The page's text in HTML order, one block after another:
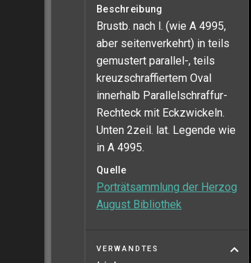
Beschreibung
Brustb. nach l. (wie A 4995,
aber seitenverkehrt) in teils
gemustert parallel-, teils
kreuzschraffiertem Oval
innerhalb Parallelschraffur-
Rechteck mit Eckzwickeln.
Unten 2zeil. lat. Legende wie
in A 4995.
Quelle
Porträtsammlung der Herzog
August Bibliothek
VERWANDTES